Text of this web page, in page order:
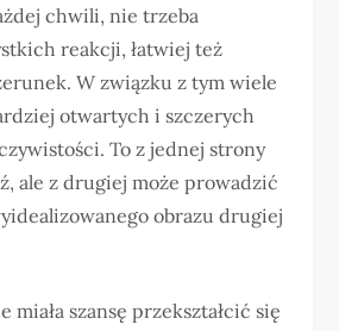
chwili, nie trzeba
reakcji, łatwiej też
W związku z tym wiele
otwartych i szczerych
To z jednej strony
ale z drugiej może prowadzić
obrazu drugiej
miała szansę przekształcić się